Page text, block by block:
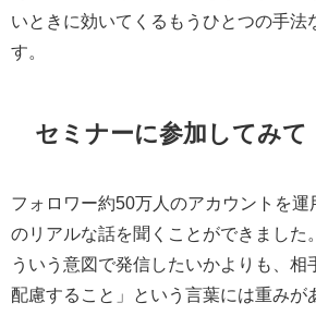
いときに効いてくるもうひとつの手法
す。
セミナーに参加してみて
フォロワー約50万人のアカウントを
のリアルな話を聞くことができました
ういう意図で発信したいかよりも、相
配慮すること」という言葉には重みが